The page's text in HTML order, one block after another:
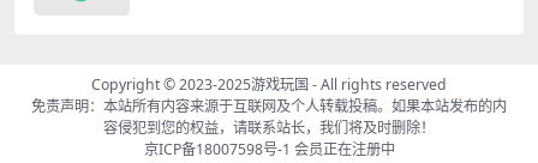
Copyright © 2023-2025游戏玩国- All rights reserved
免责声明：本站所有内容来源于互联网及个人转载投稿。如果本站发布的内
容侵犯到您的权益，请联系站长，我们将及时删除！
京ICP备18007598号-1 会员正在注册中